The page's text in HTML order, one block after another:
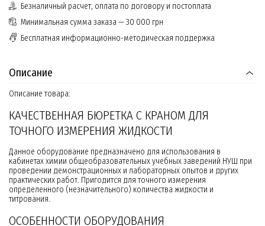
Безналичный расчет, оплата по договору и постоплата
Минимальная сумма заказа — 30 000 грн
Бесплатная информационно-методическая поддержка
Описание
Описание товара:
КАЧЕСТВЕННАЯ БЮРЕТКА С КРАНОМ ДЛЯ
ТОЧНОГО ИЗМЕРЕНИЯ ЖИДКОСТИ
Данное оборудование предназначено для использования в
кабинетах химии общеобразовательных учебных заведений НУШ при
проведении демонстрационных и лабораторных опытов и других
практических работ. Пригодится для точного измерения
определенного (незначительного) количества жидкости и
титрования.
ОСОБЕННОСТИ ОБОРУДОВАНИЯ